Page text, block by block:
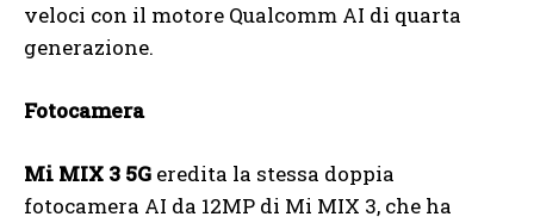
veloci con il motore Qualcomm AI di quarta
generazione.
Fotocamera
Mi MIX 3 5G eredita la stessa doppia
fotocamera AI da 12MP di Mi MIX 3, che ha